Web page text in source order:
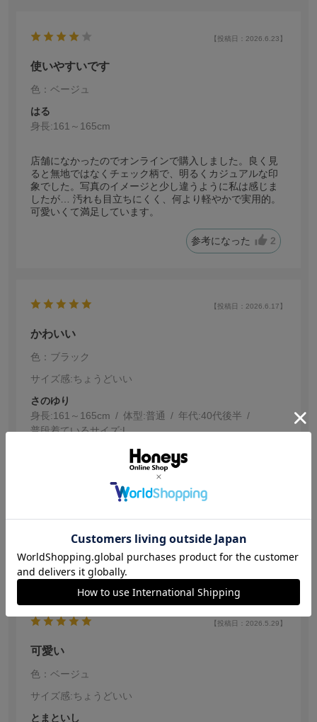
【投稿日：2026.6.23】
使いやすいです
色：ベージュ
はる
身長:161～165cm
店舗になかったのでオンラインで購入しました。良く見
ると無地ではなくチェック柄で、明るくカジュアルな印
象でした。写真のイメージと少し違うように私は感じま
したが… 汚れも目立ちにくく、何より軽やかで実用的。
可愛いくて満足しています。
参考になった 2
【投稿日：2026.6.17】
かわいい
色：ブラック
サイズ感:ちょうどいい
さのゆり
身長:161～165cm 体型:普通 年代:40代後半
普段着ているサイズ:L
軽くて、くしゅくしゅ感、リボンがかわいいです。
A4の書類が入るので小学校の懇談会に
サブで持っていきました。
重いものを入れるのには向かないけど、
参考になった 4
【投稿日：2026.5.29】
可愛い
色：ベージュ
サイズ感:ちょうどいい
とまといし